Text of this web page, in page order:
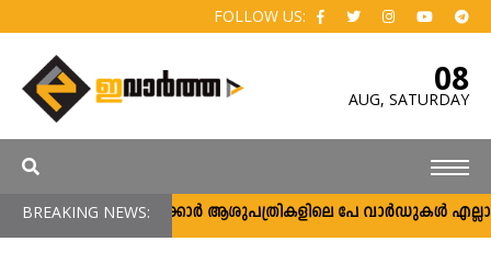
FOLLOW US:
08
AUG, SATURDAY
BREAKING NEWS:സർക്കാർ ആശുപത്രികളിലെ പേ വാർഡുകൾ